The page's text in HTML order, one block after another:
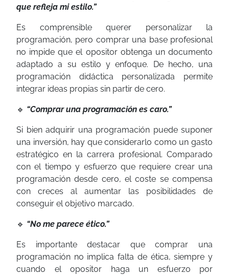
que refleja mi estilo.”
Es comprensible querer personalizar la
programación, pero comprar una base profesional
no impide que el opositor obtenga un documento
adaptado a su estilo y enfoque. De hecho, una
programación didáctica personalizada permite
integrar ideas propias sin partir de cero.
🔹 “Comprar una programación es caro.”
Si bien adquirir una programación puede suponer
una inversión, hay que considerarlo como un gasto
estratégico en la carrera profesional. Comparado
con el tiempo y esfuerzo que requiere crear una
programación desde cero, el coste se compensa
con creces al aumentar las posibilidades de
conseguir el objetivo marcado.
🔹 “No me parece ético.”
Es importante destacar que comprar una
programación no implica falta de ética, siempre y
cuando el opositor haga un esfuerzo por